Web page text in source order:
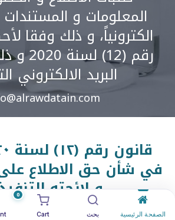
الصفحة الرئيسية بحث
0
Cart
المعلومات و
الكترونياً، و ذلك وفقا
رقم (12)
البريد الالكتروني
قانون رقم (١٢
في شأن حق الاطلاع
و لائحته